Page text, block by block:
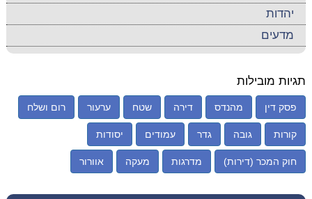
יהדות
מדעים
תגיות מובילות
פסק דין מהנדס דירה שטח ערעור רום ושלח
קורות גובה גדר עמודים יסודות
חוק המכר (דירות) מדרגות מעקה אוורור